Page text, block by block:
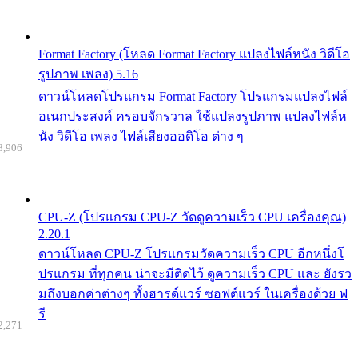
Format Factory (โหลด Format Factory แปลงไฟล์หนัง วิดีโอ
รูปภาพ เพลง) 5.16
ดาวน์โหลดโปรแกรม Format Factory โปรแกรมแปลงไฟล์
อเนกประสงค์ ครอบจักรวาล ใช้แปลงรูปภาพ แปลงไฟล์ห
นัง วิดีโอ เพลง ไฟล์เสียงออดิโอ ต่าง ๆ
CPU-Z (โปรแกรม CPU-Z วัดดูความเร็ว CPU เครื่องคุณ)
2.20.1
ดาวน์โหลด CPU-Z โปรแกรมวัดความเร็ว CPU อีกหนึ่งโ
ปรแกรม ที่ทุกคน น่าจะมีติดไว้ ดูความเร็ว CPU และ ยังรว
มถึงบอกค่าต่างๆ ทั้งฮารด์แวร์ ซอฟต์แวร์ ในเครื่องด้วย ฟ
รี